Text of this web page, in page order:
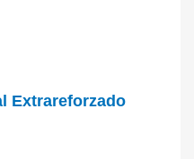
Extrareforzado